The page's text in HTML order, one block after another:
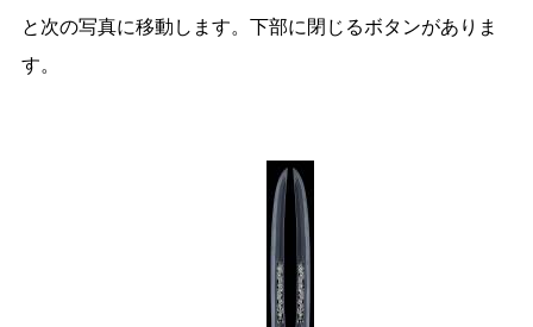
と次の写真に移動します。下部に閉じるボタンがありま
す。